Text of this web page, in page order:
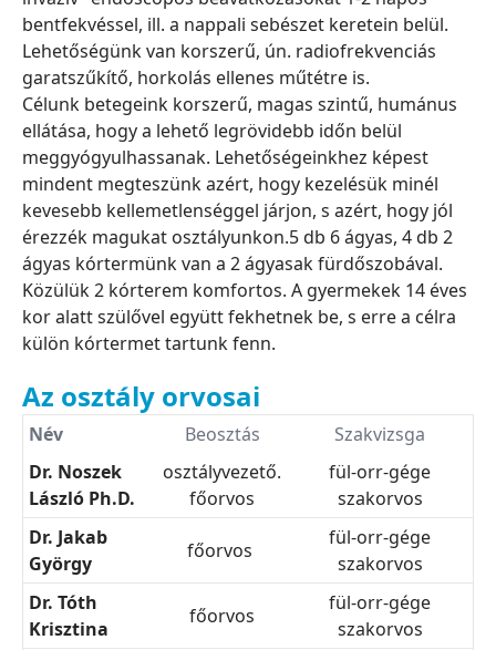
bentfekvéssel, ill. a nappali sebészet keretein belül.
Lehetőségünk van korszerű, ún. radiofrekvenciás
garatszűkítő, horkolás ellenes műtétre is.
Célunk betegeink korszerű, magas szintű, humánus
ellátása, hogy a lehető legrövidebb időn belül
meggyógyulhassanak. Lehetőségeinkhez képest
mindent megteszünk azért, hogy kezelésük minél
kevesebb kellemetlenséggel járjon, s azért, hogy jól
érezzék magukat osztályunkon.5 db 6 ágyas, 4 db 2
ágyas kórtermünk van a 2 ágyasak fürdőszobával.
Közülük 2 kórterem komfortos. A gyermekek 14 éves
kor alatt szülővel együtt fekhetnek be, s erre a célra
külön kórtermet tartunk fenn.
Az osztály orvosai
Név Beosztás
Szakvizsga
Dr. Noszek
László Ph.D.
osztályvezető.
főorvos
fül-orr-gége
szakorvos
Dr. Jakab
György
főorvos
fül-orr-gége
szakorvos
Dr. Tóth
Krisztina
főorvos
fül-orr-gége
szakorvos